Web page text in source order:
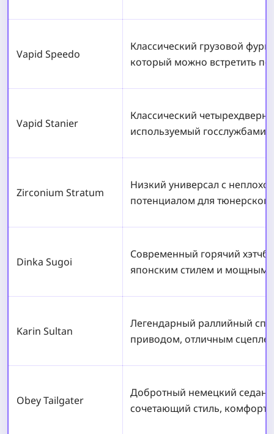
Vapid Speedo
Классический грузовой
который можно встретить
Vapid Stanier
Классический
используемый госслужбами
Zirconium Stratum
Низкий универсал с
потенциалом для
Dinka Sugoi
Современный горячий
японским стилем и мощным
Karin Sultan
Легендарный раллийный
приводом, отличным
Obey Tailgater
Добротный немецкий седан
сочетающий стиль, комфорт